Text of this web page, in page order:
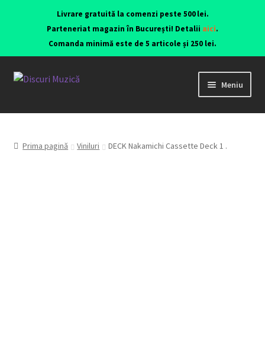
Livrare gratuită la comenzi peste 500 lei.
Parteneriat magazin în București! Detalii aici.
Comanda minimă este de 5 articole și 250 lei.
Meniu
Viniluri ediții originale anii 70-90
CD-uri originale
Prima pagină Viniluri DECK Nakamichi Cassette Deck 1 .